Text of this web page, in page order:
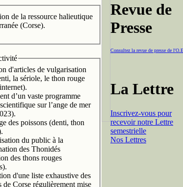
de la ressource halieutique
(Corse).
d'articles de vulgarisation
la sériole, le thon rouge
d’un vaste programme
sur l’ange de mer
des poissons (denti, thon
du public à la
des Thonidés
des thons rouges
d'une liste exhaustive des
de Corse régulièrement mise
Revue de
Presse
Consultez la revue de presse de
La Lettre
Inscrivez-vous pour
recevoir notre Lettre
semestrielle
Nos Lettres